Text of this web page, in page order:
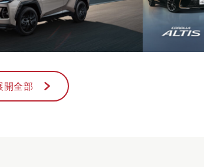
開全部